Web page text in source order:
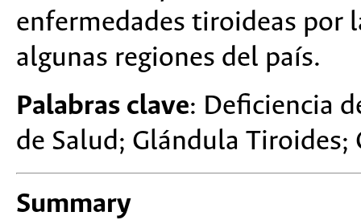
enfermedades tiroideas por
algunas regiones del país.
Palabras clave: Deficiencia
de Salud; Glándula Tiroides;
Summary